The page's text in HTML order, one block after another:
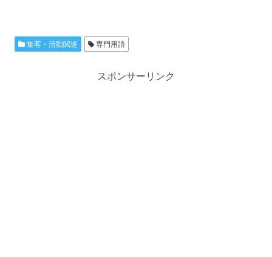
集客・活動関連 専門用語
スポンサーリンク